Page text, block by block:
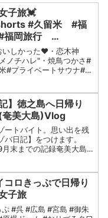
子旅💓
留米 #福
福岡旅行
いしかった♥️・恋木神
ノチハレ"・焼鳥つかさ#
プライベートサウナ#福
】徳之島へ日帰り
奄美大島)Vlog
ートバイト。思い出を残
バ日記】をつけます。
末までの記録奄美大島
く奄美大島に来てるので
て帰ること...
ロきっぷで日帰り
子旅
#呉 #広島 #宮島 #御朱